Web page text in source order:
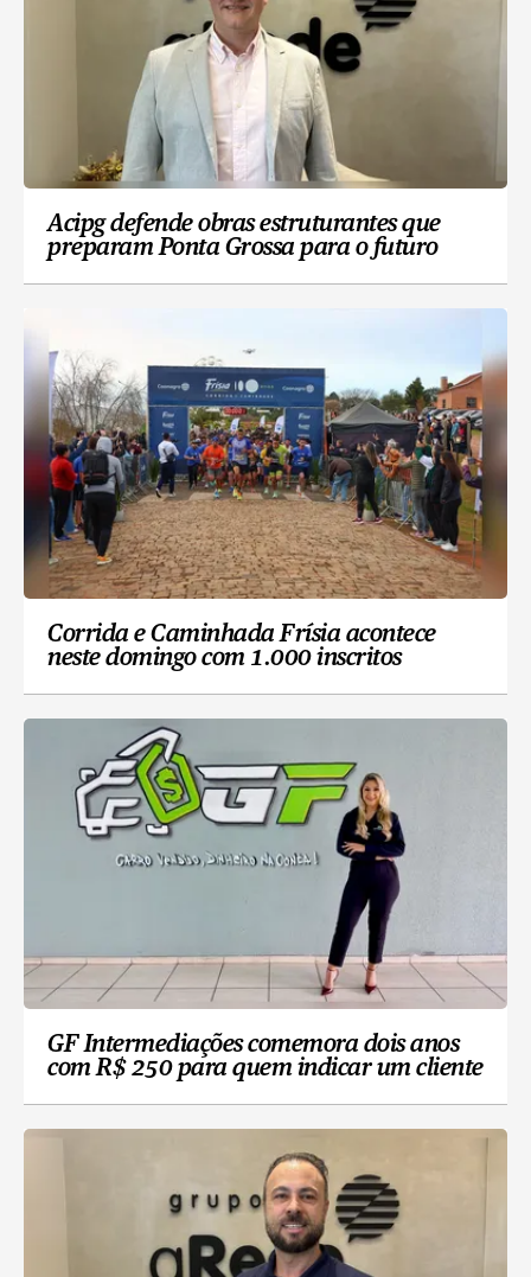
Acipg defende obras estruturantes que
preparam Ponta Grossa para o futuro
Corrida e Caminhada Frísia acontece
neste domingo com 1.000 inscritos
GF Intermediações comemora dois anos
com R$ 250 para quem indicar um cliente